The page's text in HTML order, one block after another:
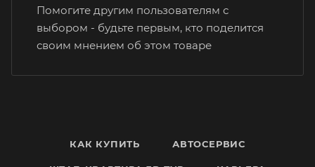
Помогите другим пользователям с
выбором - будьте первым, кто поделится
своим мнением об этом товаре
КАК КУПИТЬ АВТОСЕРВИС